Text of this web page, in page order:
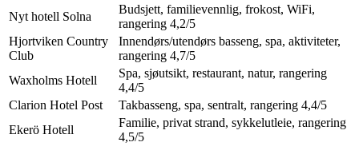
Nyt hotell Solna
Budsjett, familievennlig, frokost, WiFi,
rangering 4,2/5
Hjortviken Country
Club
Innendørs/utendørs basseng, spa, aktiviteter,
rangering 4,7/5
Waxholms Hotell
Spa, sjøutsikt, restaurant, natur, rangering
4,4/5
Clarion Hotel Post
Takbasseng, spa, sentralt, rangering 4,4/5
Ekerö Hotell
Familie, privat strand, sykkelutleie, rangering
4,5/5